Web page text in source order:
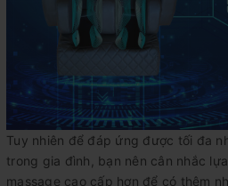
Tuy nhiên để đáp ứng được tối đa
trong gia đình, bạn nên cân nhắc
massage cao cấp hơn để có thêm